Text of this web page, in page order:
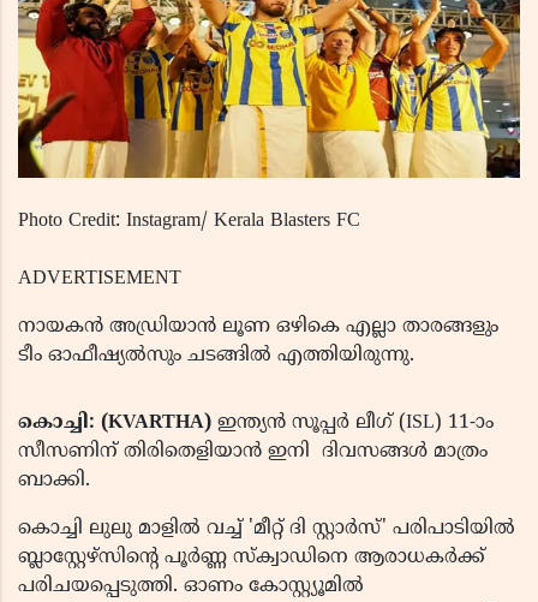
Photo Credit: Instagram/ Kerala Blasters FC
ADVERTISEMENT
നായകൻ അഡ്രിയാൻ ലൂണ ഒഴികെ എല്ലാ താരങ്ങളും
ടീം ഓഫീഷ്യൽസും ചടങ്ങിൽ എത്തിയിരുന്നു.
കൊച്ചി: (KVARTHA) ഇന്ത്യൻ സൂപ്പർ ലീഗ് (ISL) 11-ാം
സീസണിന് തിരിതെളിയാൻ ഇനി ദിവസങ്ങൾ മാത്രം
ബാക്കി.
കൊച്ചി ലുലു മാളിൽ വച്ച് 'മീറ്റ് ദി സ്റ്റാർസ്' പരിപാടിയിൽ
ബ്ലാസ്റ്റേഴ്സിന്റെ പൂർണ്ണ സ്ക്വാഡിനെ ആരാധകർക്ക്
പരിചയപ്പെടുത്തി. ഓണം കോസ്റ്റ്യൂമിൽ